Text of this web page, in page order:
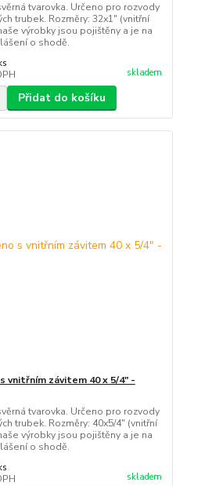
tvarovka. Určeno pro rozvody
trubek. Rozměry: 32x1" (vnitřní
výrobky jsou pojištěny a je na
o shodě.
skladem
Přidat do košíku
vnitřním závitem 40 x 5/4" -
tvarovka. Určeno pro rozvody
trubek. Rozměry: 40x5/4" (vnitřní
výrobky jsou pojištěny a je na
o shodě.
skladem